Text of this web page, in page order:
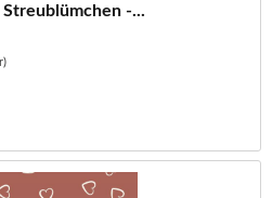
-...